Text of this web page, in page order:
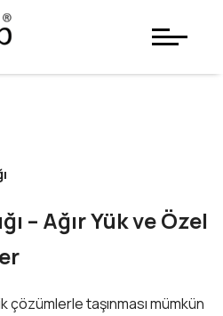
– Ağır Yük ve Özel
taşınması mümkün